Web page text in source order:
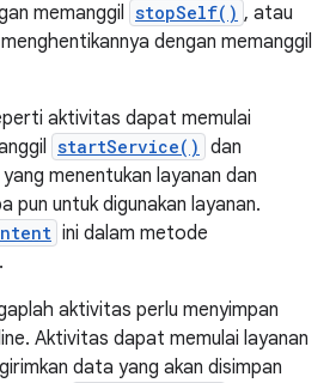
memanggil stopSelf() , atau
dengan memanggil
aktivitas dapat memulai
startService() dan
yang menentukan layanan dan
pun untuk digunakan layanan.
ini dalam metode
.
aktivitas perlu menyimpan
Aktivitas dapat memulai layanan
data yang akan disimpan